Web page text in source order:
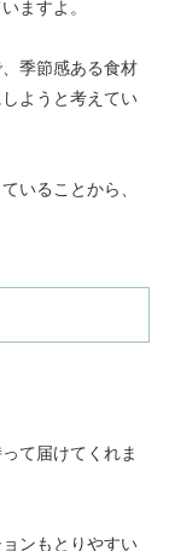
ますよ。
季節感ある食材
ようと考えてい
いることから、
て届けてくれま
ンもとりやすい